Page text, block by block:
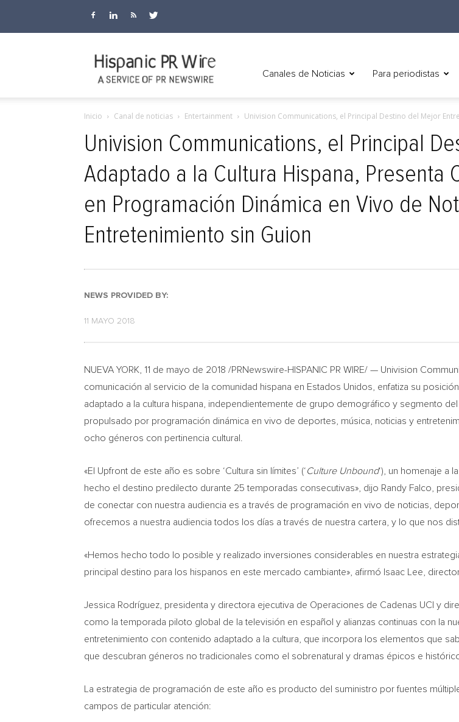
Wire
Canales de Noticias Para periodistas
Inicio Canal de noticias Entertainment Univision Communications, el Principal Destino del Mejor
Univision Communications, el Principal
Adaptado a la Cultura Hispana, Presenta
en Programación Dinámica en Vivo de
Entretenimiento sin Guion
NEWS PROVIDED BY:
11 MAYO 2018
NUEVA YORK , 11 de mayo de 2018 /PRNewswire-HISPANIC PR WIRE/ — Univision
comunicación al servicio de la comunidad hispana en Estados Unidos, enfatiza su
adaptado a la cultura hispana, independientemente de grupo demográfico y segmento
propulsado por programación dinámica en vivo de deportes, música, noticias y
ocho géneros con pertinencia cultural.
«El Upfront de este año es sobre ‘Cultura sin límites’ (‘Culture Unbound‘), un homenaje a
hecho el destino predilecto durante 25 temporadas consecutivas», dijo Randy Falco ,
de conectar con nuestra audiencia es a través de programación en vivo de noticias,
ofrecemos a nuestra audiencia todos los días a través de nuestra cartera, y lo que nos
«Hemos hecho todo lo posible y realizado inversiones considerables en nuestra
principal destino para los hispanos en este mercado cambiante», afirmó Isaac Lee ,
Jessica Rodríguez, presidenta y directora ejecutiva de Operaciones de Cadenas UCI y
como la temporada piloto global de la televisión en español y alianzas continuas con la
entretenimiento con contenido adaptado a la cultura, que incorpora los elementos que
que descubran géneros no tradicionales como el sobrenatural y dramas épicos e
La estrategia de programación de este año es producto del suministro por fuentes
campos de particular atención: